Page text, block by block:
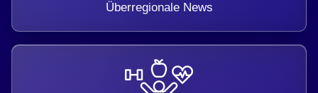
Überregionale News